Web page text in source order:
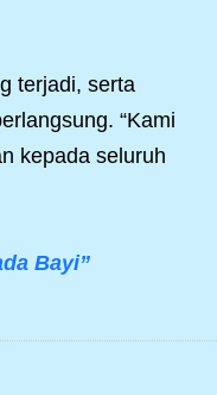
terjadi, serta
“Kami
kepada seluruh
Bayi”